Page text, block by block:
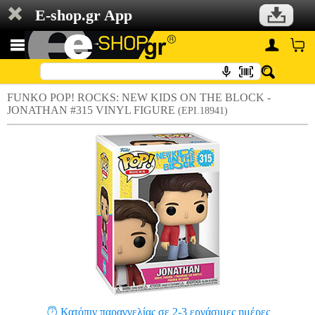
E-shop.gr App
FUNKO POP! ROCKS: NEW KIDS ON THE BLOCK -
JONATHAN #315 VINYL FIGURE (EPI.18941)
Κατόπιν παραγγελίας σε 2-3 εργάσιμες ημέρες